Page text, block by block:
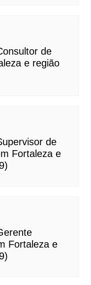
de
e região
de
Fortaleza e
Fortaleza e